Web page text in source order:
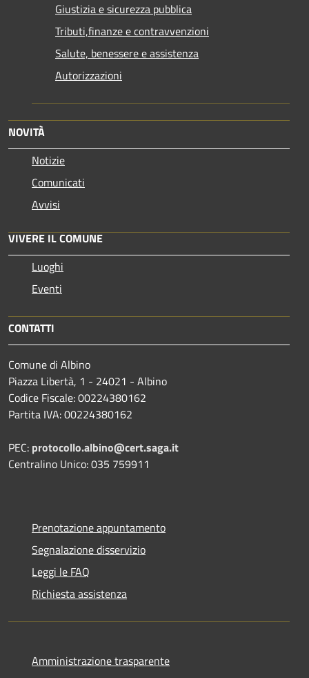
Giustizia e sicurezza pubblica
Tributi,finanze e contravvenzioni
Salute, benessere e assistenza
Autorizzazioni
NOVITÀ
Notizie
Comunicati
Avvisi
VIVERE IL COMUNE
Luoghi
Eventi
CONTATTI
Comune di Albino
Piazza Libertà, 1 - 24021 - Albino
Codice Fiscale: 00224380162
Partita IVA: 00224380162
PEC: protocollo.albino@cert.saga.it
Centralino Unico: 035 759911
Prenotazione appuntamento
Segnalazione disservizio
Leggi le FAQ
Richiesta assistenza
Amministrazione trasparente